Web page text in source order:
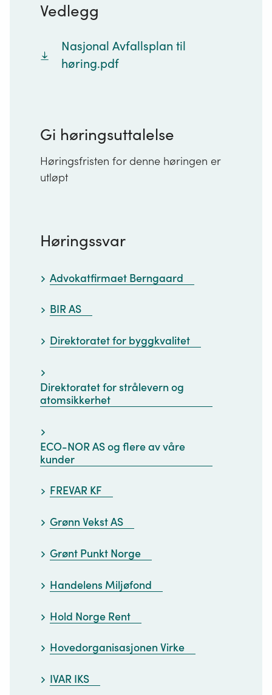
Vedlegg
Nasjonal Avfallsplan til
høring.pdf
Gi høringsuttalelse
Høringsfristen for denne høringen er
utløpt
Høringssvar
Advokatfirmaet Berngaard
BIR AS
Direktoratet for byggkvalitet
Direktoratet for strålevern og
atomsikkerhet
ECO-NOR AS og flere av våre
kunder
FREVAR KF
Grønn Vekst AS
Grønt Punkt Norge
Handelens Miljøfond
Hold Norge Rent
Hovedorganisasjonen Virke
IVAR IKS